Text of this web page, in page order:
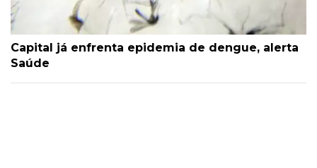
Capital já enfrenta epidemia de dengue, alerta
Saúde